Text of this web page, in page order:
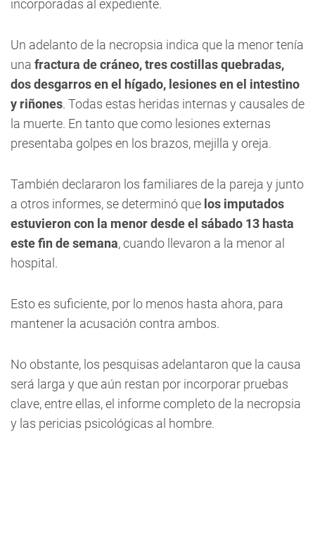
incorporadas al expediente.
Un adelanto de la necropsia indica que la menor tenía
una fractura de cráneo, tres costillas quebradas,
dos desgarros en el hígado, lesiones en el intestino
y riñones. Todas estas heridas internas y causales de
la muerte. En tanto que como lesiones externas
presentaba golpes en los brazos, mejilla y oreja.
También declararon los familiares de la pareja y junto
a otros informes, se determinó que los imputados
estuvieron con la menor desde el sábado 13 hasta
este fin de semana, cuando llevaron a la menor al
hospital.
Esto es suficiente, por lo menos hasta ahora, para
mantener la acusación contra ambos.
No obstante, los pesquisas adelantaron que la causa
será larga y que aún restan por incorporar pruebas
clave, entre ellas, el informe completo de la necropsia
y las pericias psicológicas al hombre.